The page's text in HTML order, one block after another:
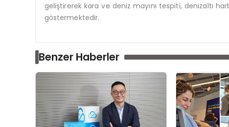
geliştirerek kara ve deniz mayını tespiti, denizaltı
göstermektedir.
Benzer Haberler